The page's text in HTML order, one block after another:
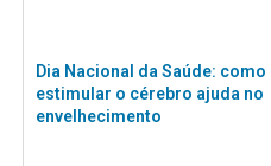
Dia Nacional da Saúde: como
estimular o cérebro ajuda no
envelhecimento